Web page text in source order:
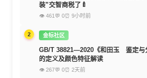
装”交智商税了🍼
👁 461 💬 0⏰ 9小时前
2 金标社区
GB/T 38821—2020《和田玉 鉴定与
的定义及颜色特征解读
👁 267💬 0⏰ 2天前